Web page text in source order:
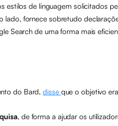
estilos de linguagem solicitados
fornece sobretudo
Search de uma forma mais
do Bard,disse que o objetivo
, de forma a ajudar os